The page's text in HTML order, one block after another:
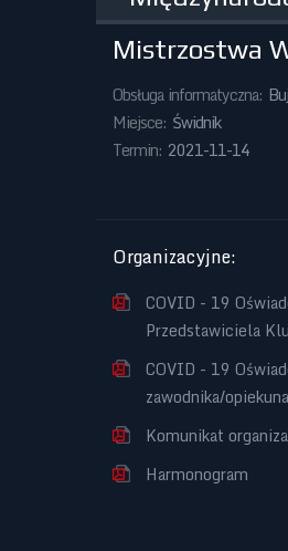
Mistrzostwa
Obsługa informatyczna:
Miejsce: Świdnik
Termin: 2021-11-14
Organizacyjne:
COVID - 19
Przedstawiciela
COVID - 19
zawodnika/
Komunikat
Harmonogram